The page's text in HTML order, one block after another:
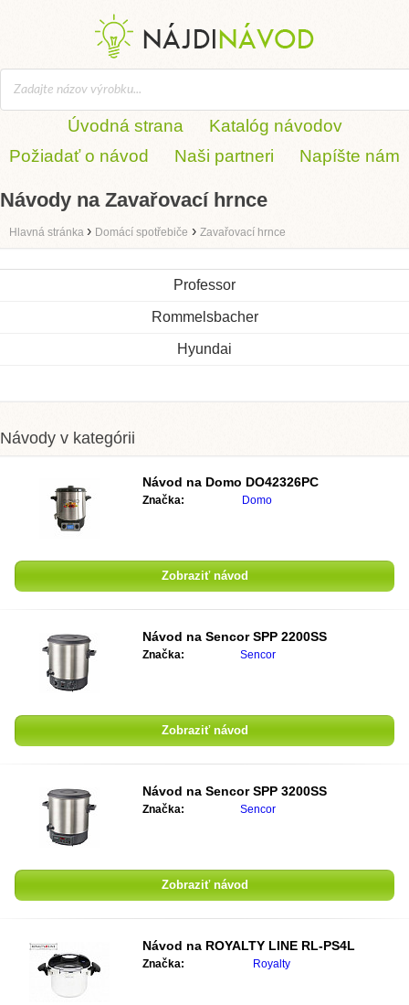
Úvodná strana
Katalóg návodov
Požiadať o návod
Naši partneri Napíšte nám
Návody na Zavařovací hrnce
Hlavná stránka › Domácí spotřebiče › Zavařovací hrnce
Professor
Rommelsbacher
Hyundai
Návody v kategórii
Návod na Domo DO42326PC
Značka: Domo
Zobraziť návod
Návod na Sencor SPP 2200SS
Značka: Sencor
Zobraziť návod
Návod na Sencor SPP 3200SS
Značka: Sencor
Zobraziť návod
Návod na ROYALTY LINE RL-PS4L
Značka: Royalty